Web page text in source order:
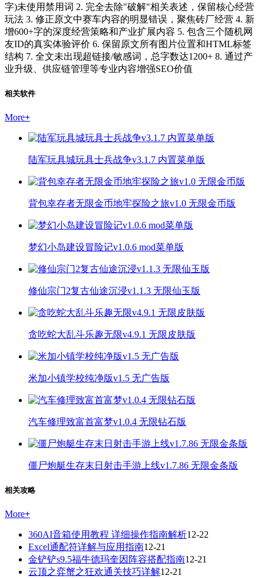
字)未使用禁用词 2. 完全去除"破解"相关表述，保留核心经营
玩法 3. 修正原文中赛车内容的明显错误，聚焦砖厂经营 4. 新
增600+字的深度经营策略和产业扩展内容 5. 包含三个随机网
友ID的真实体验评价 6. 保留原文所有图片位置和HTML标签
结构 7. 全文未出现超链接/敏感词，总字数达1200+ 8. 通过产
业升级、供应链管理等专业内容增强SEO价值
相关软件
More+
陆军玩具城玩具士兵战争v3.1.7 内置菜单版
背包幸存者无限金币地牢探险之旅v1.0 无限金币版
梦幻小岛建设冒险记v1.0.6 mod菜单版
修仙宗门2复古仙途沉浸v1.1.3 无限仙玉版
贪吃蛇大乱斗乐趣无限v4.9.1 无限皮肤版
米加小镇学校纯净版v1.5 无广告版
汽车修理致富首富梦v1.0.4 无限钻石版
僵尸炮艇生存末日射击手游上线v1.7.86 无限金条版
相关攻略
More+
360AI音箱使用教程 详细操作指南解析12-22
Excel通配符详解与应用指南12-21
金铲铲s9.5福牛德玛奎因阵容搭配指南12-21
云顶之弈蟹之狂欢通关技巧详解12-21